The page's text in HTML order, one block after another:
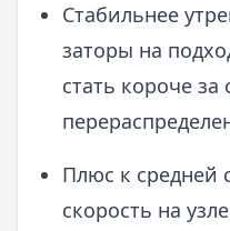
Стабильнее
заторы на
стать короче за
Плюс к средней
скорость на